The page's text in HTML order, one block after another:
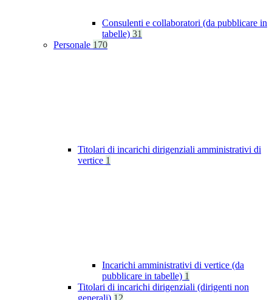
Consulenti e collaboratori (da pubblicare in
tabelle) 31
Personale 170
Titolari di incarichi dirigenziali amministrativi di
vertice 1
Incarichi amministrativi di vertice (da
pubblicare in tabelle) 1
Titolari di incarichi dirigenziali (dirigenti non